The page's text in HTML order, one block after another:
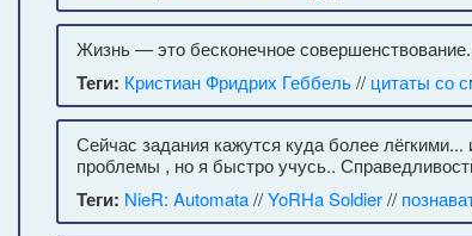
Жизнь — это бесконечное
Теги: Кристиан Фридрих Геббель// цитаты со
Сейчас задания кажутся куда более
проблемы , но я быстро учусь..
Теги: NieR: Automata//YoRHa Soldier//